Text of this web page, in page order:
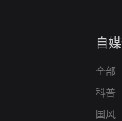
自
全部
科普
国风